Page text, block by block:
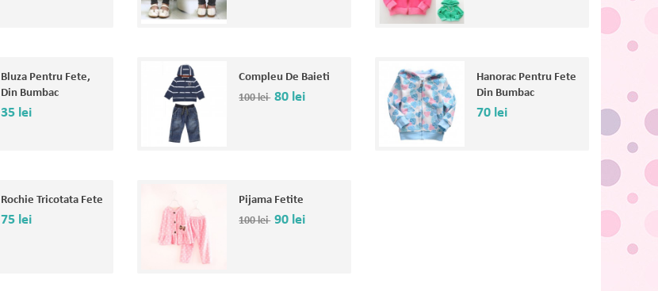
Bluza Pentru Fete,
Din Bumbac
35 lei
Compleu De Baieti
100 lei 80 lei
Hanorac Pentru Fete
Din Bumbac
70 lei
Rochie Tricotata Fete
75 lei
Pijama Fetite
100 lei 90 lei